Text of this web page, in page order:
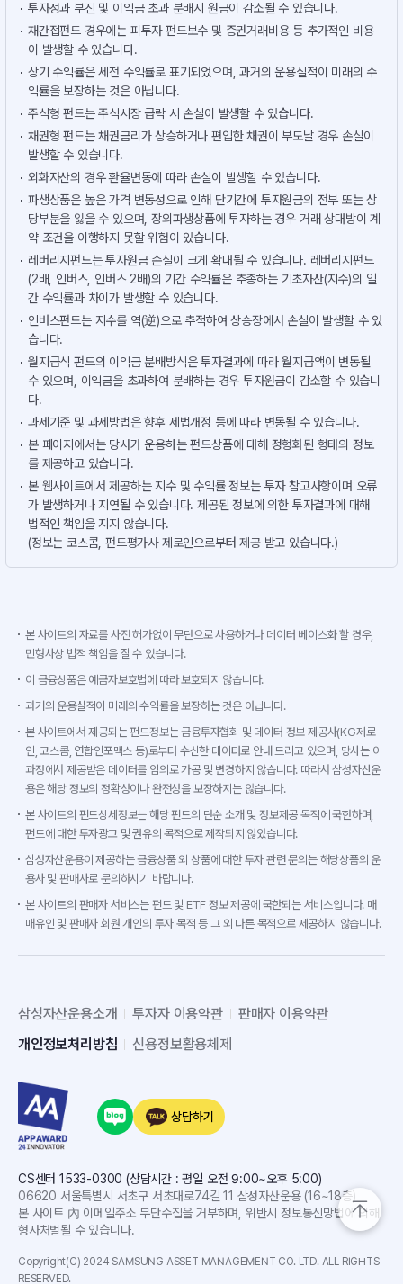
투자성과 부진 및 이익금 초과 분배시 원금이 감소될 수 있습니다.
재간접펀드 경우에는 피투자 펀드보수 및 증권거래비용 등 추가적인 비용
이 발생할 수 있습니다.
상기 수익률은 세전 수익률로 표기되었으며, 과거의 운용실적이 미래의 수
익률을 보장하는 것은 아닙니다.
주식형 펀드는 주식시장 급락 시 손실이 발생할 수 있습니다.
채권형 펀드는 채권금리가 상승하거나 편입한 채권이 부도날 경우 손실이
발생할 수 있습니다.
외화자산의 경우 환율변동에 따라 손실이 발생할 수 있습니다.
파생상품은 높은 가격 변동성으로 인해 단기간에 투자원금의 전부 또는 상
당부분을 잃을 수 있으며, 장외파생상품에 투자하는 경우 거래 상대방이 계
약 조건을 이행하지 못할 위험이 있습니다.
레버리지펀드는 투자원금 손실이 크게 확대될 수 있습니다. 레버리지펀드
(2배, 인버스, 인버스 2배)의 기간 수익률은 추종하는 기초자산(지수)의 일
간 수익률과 차이가 발생할 수 있습니다.
인버스펀드는 지수를 역(逆)으로 추적하여 상승장에서 손실이 발생할 수 있
습니다.
월지급식 펀드의 이익금 분배방식은 투자결과에 따라 월지급액이 변동될
수 있으며, 이익금을 초과하여 분배하는 경우 투자원금이 감소할 수 있습니
다.
과세기준 및 과세방법은 향후 세법개정 등에 따라 변동될 수 있습니다.
본 페이지에서는 당사가 운용하는 펀드상품에 대해 정형화된 형태의 정보
를 제공하고 있습니다.
본 웹사이트에서 제공하는 지수 및 수익률 정보는 투자 참고사항이며 오류
가 발생하거나 지연될 수 있습니다. 제공된 정보에 의한 투자결과에 대해
법적인 책임을 지지 않습니다.
(정보는 코스콤, 펀드평가사 제로인으로부터 제공 받고 있습니다.)
본 사이트의 자료를 사전 허가없이 무단으로 사용하거나 데이터 베이스화 할 경우,
민형사상 법적 책임을 질 수 있습니다.
이 금융상품은 예금자보호법에 따라 보호되지 않습니다.
과거의 운용실적이 미래의 수익률을 보장하는 것은 아닙니다.
본 사이트에서 제공되는 펀드정보는 금융투자협회 및 데이터 정보 제공사(KG제로
인, 코스콤, 연합인포맥스 등)로부터 수신한 데이터로 안내 드리고 있으며, 당사는 이
과정에서 제공받은 데이터를 임의로 가공 및 변경하지 않습니다. 따라서 삼성자산운
용은 해당 정보의 정확성이나 완전성을 보장하지는 않습니다.
본 사이트의 펀드상세정보는 해당 펀드의 단순 소개 및 정보제공 목적에 국한하며,
펀드에 대한 투자광고 및 권유의 목적으로 제작되지 않았습니다.
삼성자산운용이 제공하는 금융상품 외 상품에 대한 투자 관련 문의는 해당상품의 운
용사 및 판매사로 문의하시기 바랍니다.
본 사이트의 판매자 서비스는 펀드 및 ETF 정보 제공에 국한되는 서비스입니다. 매
매유인 및 판매자 회원 개인의 투자 목적 등 그 외 다른 목적으로 제공하지 않습니다.
삼성자산운용소개 투자자 이용약관
판매자 이용약관
개인정보처리방침
신용정보활용체제
상담하기
CS센터 1533-0300 (상담시간 : 평일 오전 9:00~오후 5:00)
06620 서울특별시 서초구 서초대로74길 11 삼성자산운용 (16~18층)
본 사이트 內 이메일주소 무단수집을 거부하며, 위반시 정보통신망법에 의해
형사처벌될 수 있습니다.
Copyright(C) 2024 SAMSUNG ASSET MANAGEMENT CO. LTD. ALL RIGHTS
RESERVED.